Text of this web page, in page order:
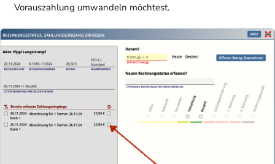
Vorauszahlung umwandeln möchtest.